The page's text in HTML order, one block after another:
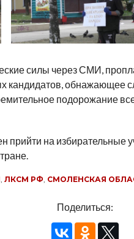
силы через СМИ,
кандидатов, обнажающее
подорожание
на избирательные
, ЛКСМ РФ, СМОЛЕНСКАЯ
Поделиться: